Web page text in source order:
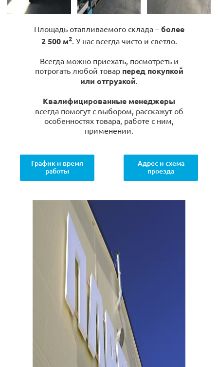
Площадь отапливаемого склада – более
2 500 м2. У нас всегда чисто и светло.
Всегда можно приехать, посмотреть и
потрогать любой товар перед покупкой
или отгрузкой.
Квалифицированные менеджеры
всегда помогут с выбором, расскажут об
особенностях товара, работе с ним,
применении.
График и время
работы
Адрес и схема
проезда